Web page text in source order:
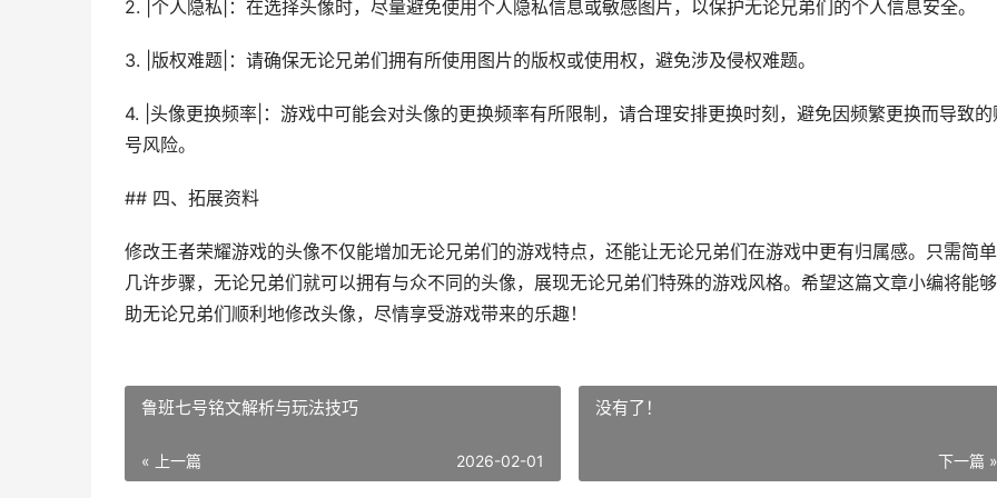
2. |个人隐私|：在选择头像时，尽量避免使用个人隐私信息或敏感图片，以保护无论兄弟们的个人信息安全。
3. |版权难题|：请确保无论兄弟们拥有所使用图片的版权或使用权，避免涉及侵权难题。
4. |头像更换频率|：游戏中可能会对头像的更换频率有所限制，请合理安排更换时刻，避免因频繁更换而导致的
号风险。
## 四、拓展资料
修改王者荣耀游戏的头像不仅能增加无论兄弟们的游戏特点，还能让无论兄弟们在游戏中更有归属感。只需简
几许步骤，无论兄弟们就可以拥有与众不同的头像，展现无论兄弟们特殊的游戏风格。希望这篇文章小编将能
助无论兄弟们顺利地修改头像，尽情享受游戏带来的乐趣！
鲁班七号铭文解析与玩法技巧
« 上一篇 2026-02-01
没有了！
下一篇 »